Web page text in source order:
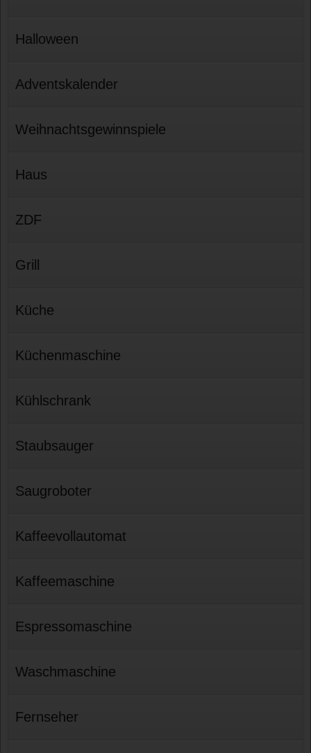
Halloween
Adventskalender
Weihnachtsgewinnspiele
Haus
ZDF
Grill
Küche
Küchenmaschine
Kühlschrank
Staubsauger
Saugroboter
Kaffeevollautomat
Kaffeemaschine
Espressomaschine
Waschmaschine
Fernseher